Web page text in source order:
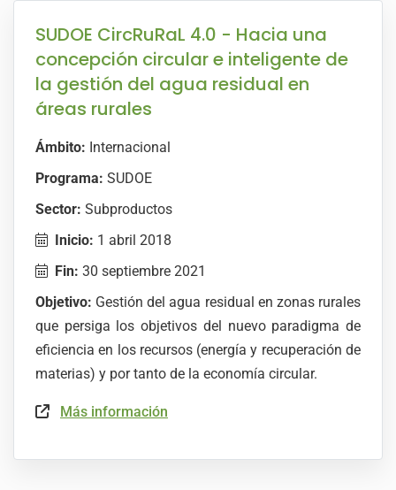
SUDOE CircRuRaL 4.0 - Hacia una
concepción circular e inteligente de
la gestión del agua residual en
áreas rurales
Ámbito: Internacional
Programa: SUDOE
Sector: Subproductos
Inicio: 1 abril 2018
Fin: 30 septiembre 2021
Objetivo: Gestión del agua residual en zonas rurales
que persiga los objetivos del nuevo paradigma de
eficiencia en los recursos (energía y recuperación de
materias) y por tanto de la economía circular.
Más información